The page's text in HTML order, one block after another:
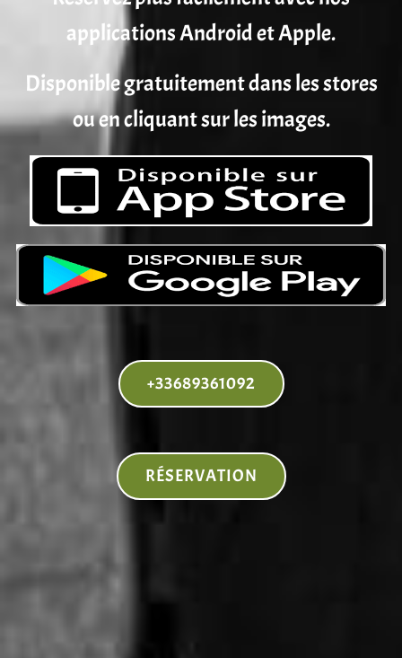
applications Android et Apple.
Disponible gratuitement dans les stores
ou en cliquant sur les images.
+33689361092
RÉSERVATION